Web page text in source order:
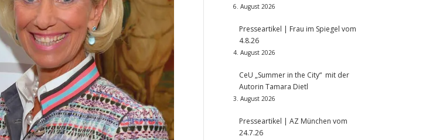
6. August 2026
Presseartikel | Frau im Spiegel vom
4.8.26
4. August 2026
CeU „Summer in the City“ mit der
Autorin Tamara Dietl
3. August 2026
Presseartikel | AZ München vom
24.7.26